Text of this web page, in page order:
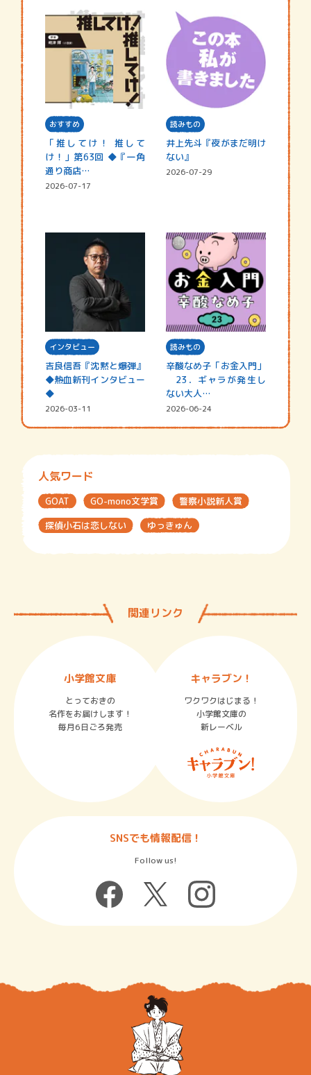
おすすめ
「推してけ！ 推して
け！」第63回 ◆『一角
通り商店…
2026-07-17
読みもの
井上先斗『夜がまだ明け
ない』
2026-07-29
インタビュー
吉良信吾『沈黙と爆弾』
◆熱血新刊インタビュー
◆
2026-03-11
読みもの
辛酸なめ子「お金入門」
23．ギャラが発生し
ない大人…
2026-06-24
人気ワード
GOAT GO-mono文学賞
警察小説新人賞
探偵小石は恋しない
ゆっきゅん
関連リンク
小学館文庫
とっておきの
名作をお届けします！
毎月6日ごろ発売
キャラブン！
ワクワクはじまる！
小学館文庫の
新レーベル
SNSでも情報配信！
Follow us!